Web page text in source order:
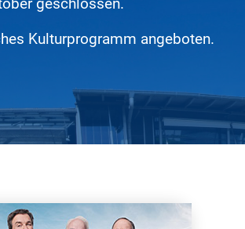
Kulturprogramm angeboten.